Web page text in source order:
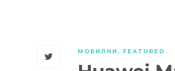
МОБИЛНИ , FEATURED